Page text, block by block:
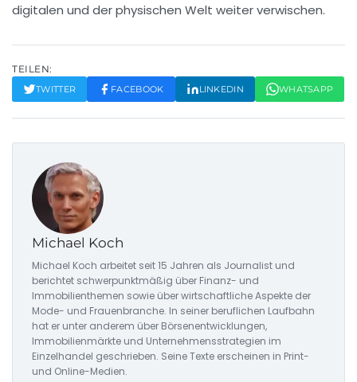
digitalen und der physischen Welt weiter verwischen.
TEILEN:
TWITTER FACEBOOK LINKEDIN WHATSAPP
Michael Koch
Michael Koch arbeitet seit 15 Jahren als Journalist und
berichtet schwerpunktmäßig über Finanz- und
Immobilienthemen sowie über wirtschaftliche Aspekte der
Mode- und Frauenbranche. In seiner beruflichen Laufbahn
hat er unter anderem über Börsenentwicklungen,
Immobilienmärkte und Unternehmensstrategien im
Einzelhandel geschrieben. Seine Texte erscheinen in Print-
und Online-Medien.